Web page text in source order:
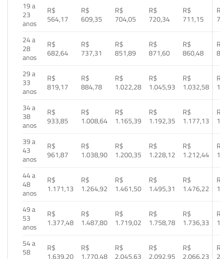
19 a
23
anos
R$
564,17
R$
609,35
R$
704,05
R$
720,34
R$
711,15
24 a
28
anos
R$
682,64
R$
737,31
R$
851,89
R$
871,60
R$
860,48
29 a
33
anos
R$
819,17
R$
884,78
R$
1.022,28
R$
1.045,93
R$
1.032,58
34 a
38
anos
R$
933,85
R$
1.008,64
R$
1.165,39
R$
1.192,35
R$
1.177,13
39 a
43
anos
R$
961,87
R$
1.038,90
R$
1.200,35
R$
1.228,12
R$
1.212,44
44 a
48
anos
R$
1.171,13
R$
1.264,92
R$
1.461,50
R$
1.495,31
R$
1.476,22
49 a
53
anos
R$
1.377,48
R$
1.487,80
R$
1.719,02
R$
1.758,78
R$
1.736,33
54 a
58
R$
1.639,20
R$
1.770,48
R$
2.045,63
R$
2.092,95
R$
2.066,23